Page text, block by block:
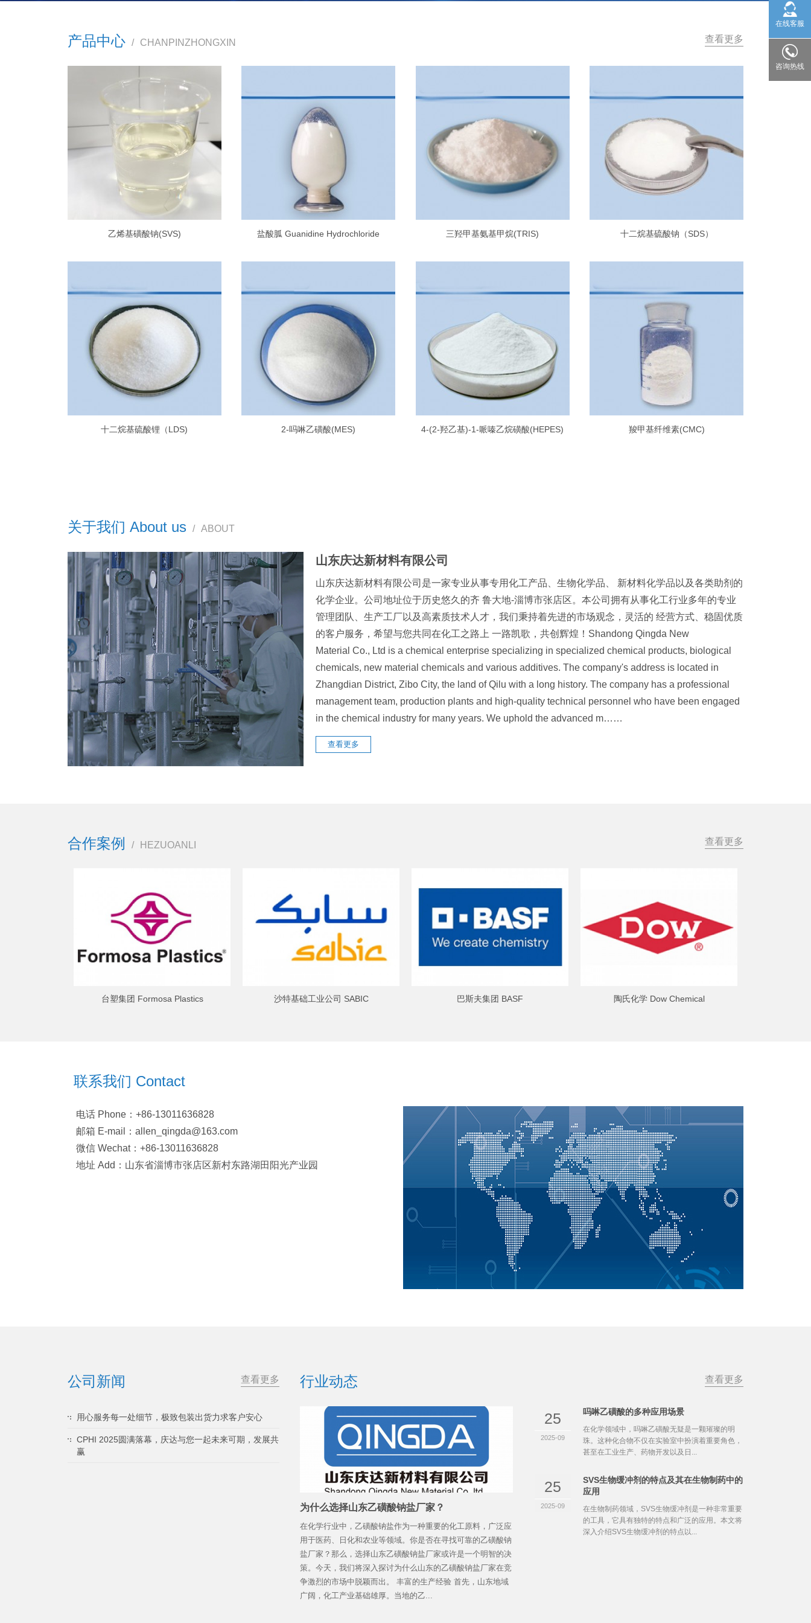
产品中心 / CHANPINZHONGXIN 查看更多
乙烯基磺酸钠(SVS) 盐酸胍 Guanidine Hydrochloride 三羟甲基氨基甲烷(TRIS) 十二烷基硫酸钠（SDS）
十二烷基硫酸锂（LDS) 2-吗啉乙磺酸(MES) 4-(2-羟乙基)-1-哌嗪乙烷磺酸(HEPES) 羧甲基纤维素(CMC)
关于我们 About us / ABOUT
山东庆达新材料有限公司
山东庆达新材料有限公司是一家专业从事专用化工产品、生物化学品、 新材料化学品以及各类助剂的
化学企业。公司地址位于历史悠久的齐 鲁大地-淄博市张店区。本公司拥有从事化工行业多年的专业
管理团队、生产工厂以及高素质技术人才，我们秉持着先进的市场观念，灵活的 经营方式、稳固优质
的客户服务，希望与您共同在化工之路上 一路凯歌，共创辉煌！Shandong Qingda New
Material Co., Ltd is a chemical enterprise specializing in specialized chemical products, biological
chemicals, new material chemicals and various additives. The company's address is located in
Zhangdian District, Zibo City, the land of Qilu with a long history. The company has a professional
management team, production plants and high-quality technical personnel who have been engaged
in the chemical industry for many years. We uphold the advanced m……
查看更多
合作案例 / HEZUOANLI 查看更多
台塑集团 Formosa Plastics 沙特基础工业公司 SABIC 巴斯夫集团 BASF 陶氏化学 Dow Chemical
联系我们 Contact
电话 Phone：+86-13011636828
邮箱 E-mail：allen_qingda@163.com
微信 Wechat：+86-13011636828
地址 Add：山东省淄博市张店区新村东路湖田阳光产业园
公司新闻 查看更多
用心服务每一处细节，极致包装出货力求客户安心
CPHI 2025圆满落幕，庆达与您一起未来可期，发展共
赢
行业动态 查看更多
为什么选择山东乙磺酸钠盐厂家？
在化学行业中，乙磺酸钠盐作为一种重要的化工原料，广泛应
用于医药、日化和农业等领域。你是否在寻找可靠的乙磺酸钠
盐厂家？那么，选择山东乙磺酸钠盐厂家或许是一个明智的决
策。今天，我们将深入探讨为什么山东的乙磺酸钠盐厂家在竞
争激烈的市场中脱颖而出。 丰富的生产经验 首先，山东地域
广阔，化工产业基础雄厚。当地的乙...
25
2025-09
吗啉乙磺酸的多种应用场景
在化学领域中，吗啉乙磺酸无疑是一颗璀璨的明
珠。这种化合物不仅在实验室中扮演着重要角色，
甚至在工业生产、药物开发以及日...
25
2025-09
SVS生物缓冲剂的特点及其在生物制药中的
应用
在生物制药领域，SVS生物缓冲剂是一种非常重要
的工具，它具有独特的特点和广泛的应用。本文将
深入介绍SVS生物缓冲剂的特点以...
在线客服
咨询热线